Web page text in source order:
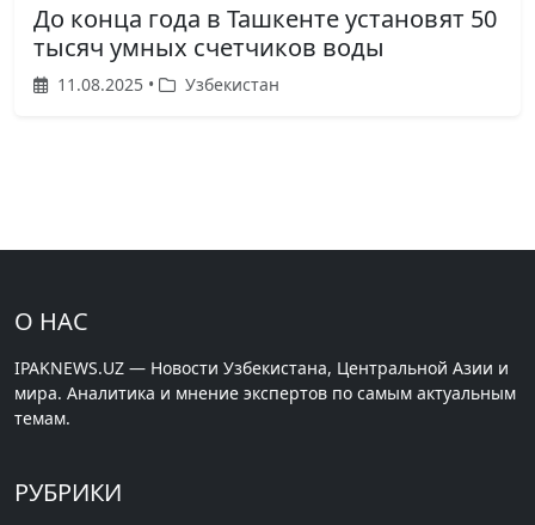
До конца года в Ташкенте установят 50
тысяч умных счетчиков воды
11.08.2025 • Узбекистан
О НАС
IPAKNEWS.UZ — Новости Узбекистана, Центральной Азии и
мира. Аналитика и мнение экспертов по самым актуальным
темам.
РУБРИКИ